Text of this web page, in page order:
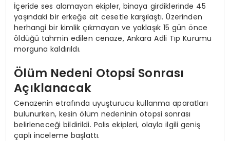
İçeride ses alamayan ekipler, binaya girdiklerinde 45
yaşındaki bir erkeğe ait cesetle karşılaştı. Üzerinden
herhangi bir kimlik çıkmayan ve yaklaşık 15 gün önce
öldüğü tahmin edilen cenaze, Ankara Adli Tıp Kurumu
morguna kaldırıldı.
Ölüm Nedeni Otopsi Sonrası
Açıklanacak
Cenazenin etrafında uyuşturucu kullanma aparatları
bulunurken, kesin ölüm nedeninin otopsi sonrası
belirleneceği bildirildi. Polis ekipleri, olayla ilgili geniş
çaplı inceleme başlattı.